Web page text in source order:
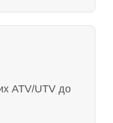
ATV/UTV до